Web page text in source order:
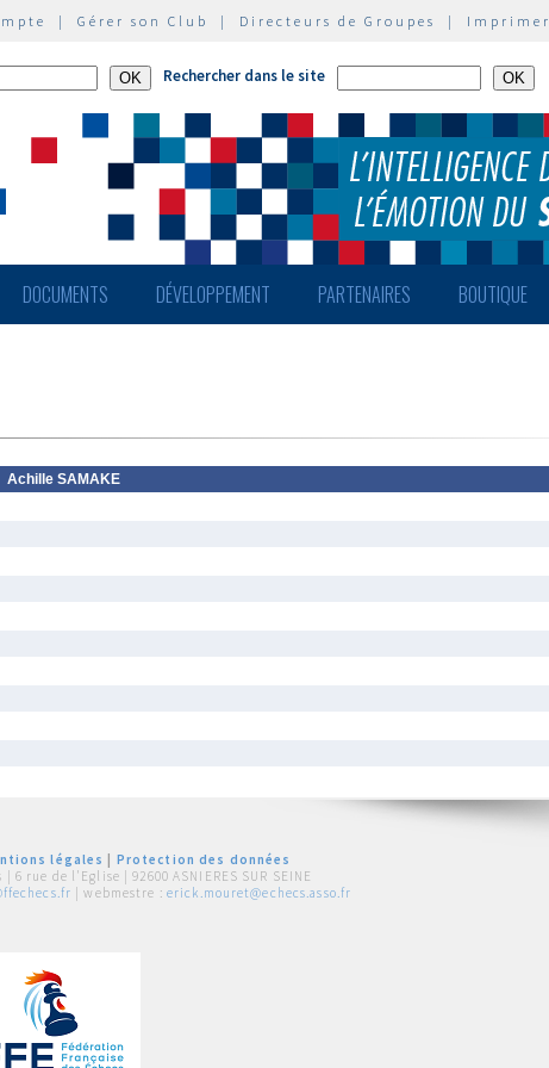
| Gérer son Club | Directeurs de Groupes | Imprimer
Rechercher dans le site
DOCUMENTS DÉVELOPPEMENT PARTENAIRES BOUTIQUE
Achille SAMAKE
légales
Protection des données
| 6 rue de l'Eglise | 92600 ASNIERES SUR SEINE
| webmestre : erick.mouret@echecs.asso.fr